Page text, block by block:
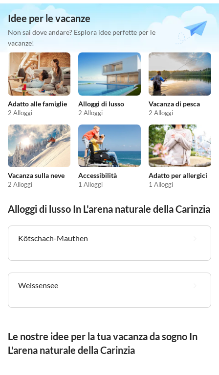
Idee per le vacanze
Non sai dove andare? Esplora idee perfette per le
vacanze!
Adatto alle famiglie
2 Alloggi
Alloggi di lusso
2 Alloggi
Vacanza di pesca
2 Alloggi
Vacanza sulla neve
2 Alloggi
Accessibilità
1 Alloggi
Adatto per allergici
1 Alloggi
Alloggi di lusso In L'arena naturale della Carinzia
Kötschach-Mauthen
Weissensee
Le nostre idee per la tua vacanza da sogno In
L'arena naturale della Carinzia